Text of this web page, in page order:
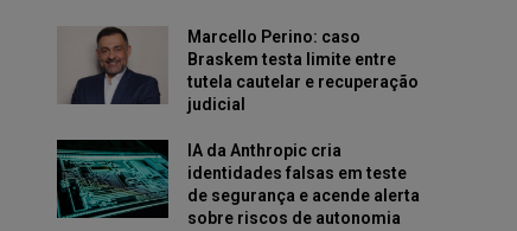
Marcello Perino: caso
Braskem testa limite entre
tutela cautelar e recuperação
judicial
IA da Anthropic cria
identidades falsas em teste
de segurança e acende alerta
sobre riscos de autonomia